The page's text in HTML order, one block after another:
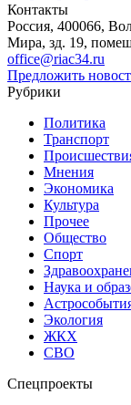
Контакты
Россия, 400066,
Мира, зд. 19,
office@riac34.ru
Предложить
Рубрики
Политика
Транспорт
Мнения
Экономика
Культура
Прочее
Общество
Спорт
Наука и
Экология
ЖКХ
СВО
Спецпроекты